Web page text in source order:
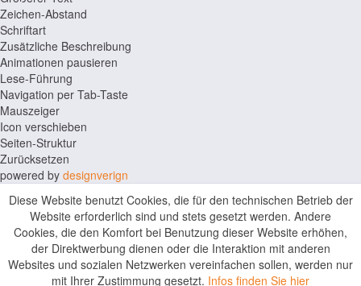
Diese Website benutzt Cookies, die für den technischen Betrieb der
Website erforderlich sind und stets gesetzt werden. Andere
Cookies, die den Komfort bei Benutzung dieser Website erhöhen,
der Direktwerbung dienen oder die Interaktion mit anderen
Websites und sozialen Netzwerken vereinfachen sollen, werden nur
mit Ihrer Zustimmung gesetzt. Infos finden Sie hier
Zeichen-Abstand
Schriftart
Zusätzliche Beschreibung
Animationen pausieren
Lese-Führung
Navigation per Tab-Taste
Mauszeiger
Icon verschieben
Seiten-Struktur
Zurücksetzen
powered by designverign